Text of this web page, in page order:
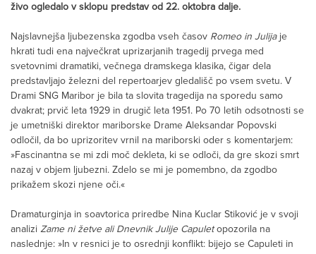
živo ogledalo v sklopu predstav od 22. oktobra dalje.
Najslavnejša ljubezenska zgodba vseh časov Romeo in Julijaje
hkrati tudi ena največkrat uprizarjanih tragedij prvega med
svetovnimi dramatiki, večnega dramskega klasika, čigar dela
predstavljajo železni del repertoarjev gledališč po vsem svetu. V
Drami SNG Maribor je bila ta slovita tragedija na sporedu samo
dvakrat; prvič leta 1929 in drugič leta 1951. Po 70 letih odsotnosti se
je umetniški direktor mariborske Drame Aleksandar Popovski
odločil, da bo uprizoritev vrnil na mariborski oder s komentarjem:
»Fascinantna se mi zdi moč dekleta, ki se odloči, da gre skozi smrt
nazaj v objem ljubezni. Zdelo se mi je pomembno, da zgodbo
prikažem skozi njene oči.«
Dramaturginja in soavtorica priredbe Nina Kuclar Stiković je v svoji
analizi Zame ni žetve ali Dnevnik Julije Capuletopozorila na
naslednje: »In v resnici je to osrednji konflikt: bijejo se Capuleti in